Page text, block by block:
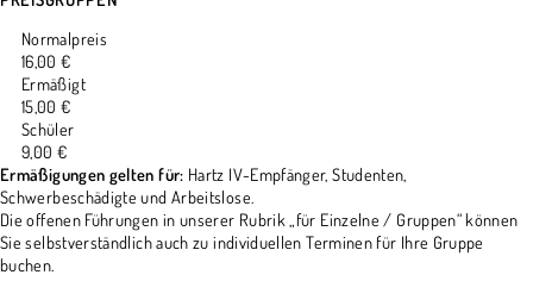
Normalpreis
16,00 €
Ermäßigt
15,00 €
Schüler
9,00 €
Ermäßigungen gelten für: Hartz IV-Empfänger, Studenten,
Schwerbeschädigte und Arbeitslose.
Die offenen Führungen in unserer Rubrik „für Einzelne / Gruppen“ können
Sie selbstverständlich auch zu individuellen Terminen für Ihre Gruppe
buchen.